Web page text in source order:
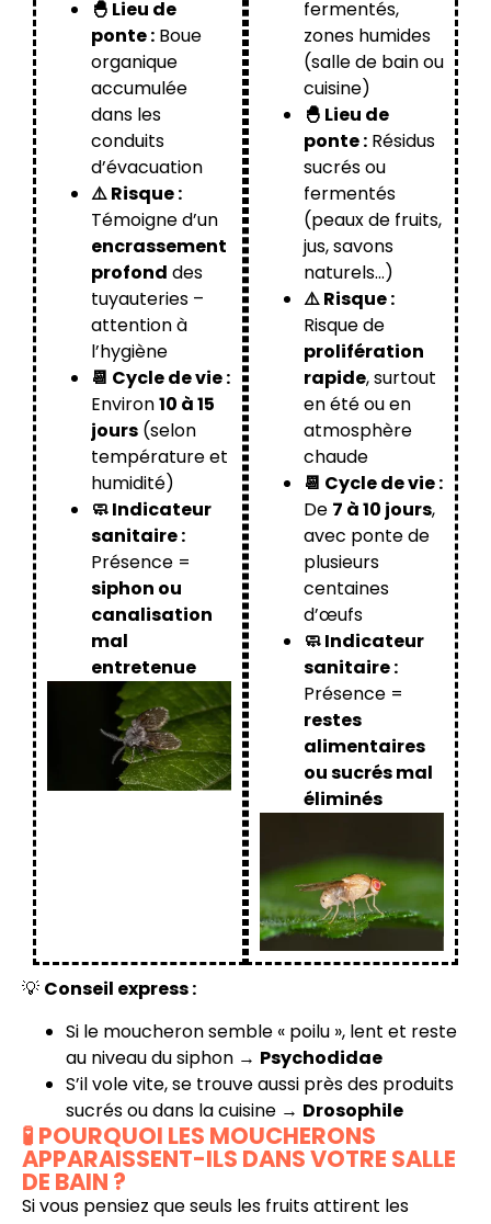
🐣 Lieu de
ponte : Boue
organique
accumulée
dans les
conduits
d’évacuation
⚠️ Risque :
Témoigne d’un
encrassement
profond des
tuyauteries –
attention à
l’hygiène
📆 Cycle de vie :
Environ10 à 15
jours (selon
température et
humidité)
🧼 Indicateur
sanitaire :
Présence =
siphon ou
canalisation
mal
entretenue
fermentés,
zones humides
(salle de bain ou
cuisine)
🐣 Lieu de
ponte : Résidus
sucrés ou
fermentés
(peaux de fruits,
jus, savons
naturels…)
⚠️ Risque :
Risque de
prolifération
rapide, surtout
en été ou en
atmosphère
chaude
📆 Cycle de vie :
De 7 à 10 jours,
avec ponte de
plusieurs
centaines
d’œufs
🧼 Indicateur
sanitaire :
Présence =
restes
alimentaires
ou sucrés mal
éliminés
💡 Conseil express :
Si le moucheron semble « poilu », lent et reste
au niveau du siphon → Psychodidae
S’il vole vite, se trouve aussi près des produits
sucrés ou dans la cuisine → Drosophile
🧪 POURQUOI LES MOUCHERONS
APPARAISSENT-ILS DANS VOTRE SALLE
DE BAIN ?
Si vous pensiez que seuls les fruits attirent les